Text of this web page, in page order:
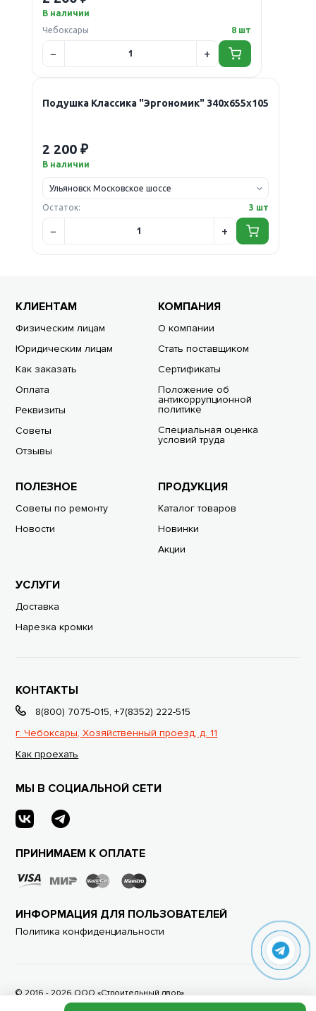
В наличии
Чебоксары
8 шт
Подушка Классика "Эргономик" 340х655х105
2 200 ₽
В наличии
Остаток: 3 шт
КЛИЕНТАМ
Физическим лицам
Юридическим лицам
Как заказать
Оплата
Реквизиты
Советы
Отзывы
КОМПАНИЯ
О компании
Стать поставщиком
Сертификаты
Положение об
антикоррупционной
политике
Специальная оценка
условий труда
ПОЛЕЗНОЕ
Советы по ремонту
Новости
ПРОДУКЦИЯ
Каталог товаров
Новинки
Акции
УСЛУГИ
Доставка
Нарезка кромки
КОНТАКТЫ
8(800) 7075-015,+7(8352) 222-515
г. Чебоксары, Хозяйственный проезд, д. 11
Как проехать
МЫ В СОЦИАЛЬНОЙ СЕТИ
ПРИНИМАЕМ К ОПЛАТЕ
ИНФОРМАЦИЯ ДЛЯ ПОЛЬЗОВАТЕЛЕЙ
Политика конфиденциальности
© 2016 - 2026 ООО «Строительный двор»